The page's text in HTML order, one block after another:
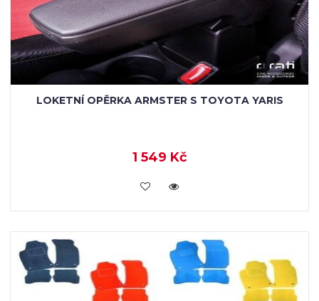
LOKETNÍ OPĚRKA ARMSTER S TOYOTA YARIS
1 549 Kč
KOUPIT